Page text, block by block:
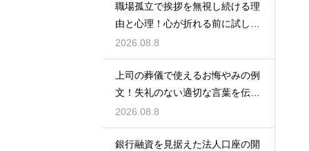
職場孤立で挨拶を無視し続ける理
由と心理！心が折れる前に試した
い関係改善策
2026.08.8
上司の葬儀で使えるお悔やみの例
文！失礼のない適切な言葉を伝え
る例文
2026.08.8
銀行融資を見据えた法人口座の開